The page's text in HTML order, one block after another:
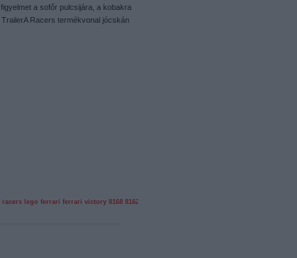
a sofőr pulcsijára, a kobakra
Racers termékvonal jócskán
racers lego ferrari ferrari victory 8168 8162